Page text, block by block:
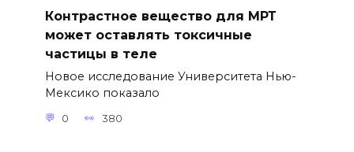
Контрастное вещество для МРТ
может оставлять токсичные
частицы в теле
Новое исследование Университета Нью-
Мексико показало
0 380